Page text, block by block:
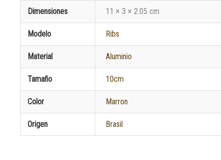
Dimensiones 11 × 3 × 2.05 cm
Modelo Ribs
Material Aluminio
Tamaño 10cm
Color Marron
Origen Brasil